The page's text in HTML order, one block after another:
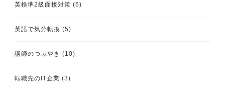
英検準2級面接対策 (6)
英語で気分転換 (5)
講師のつぶやき (10)
転職先のIT企業 (3)